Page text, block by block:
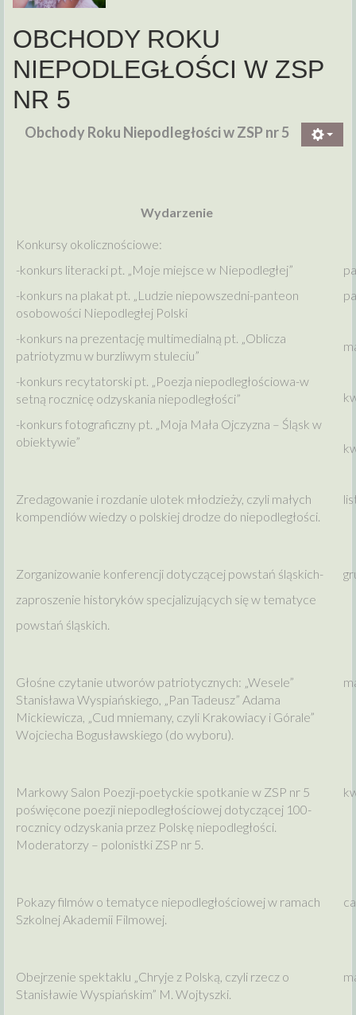
OBCHODY ROKU
NIEPODLEGŁOŚCI W ZSP
NR 5
Obchody Roku Niepodległości w ZSP nr 5
Wydarzenie
Konkursy okolicznościowe:
-konkurs literacki pt. „Moje miejsce w Niepodległej”
-konkurs na plakat pt. „Ludzie niepowszedni-panteon
osobowości Niepodległej Polski
-konkurs na prezentację multimedialną pt. „Oblicza
patriotyzmu w burzliwym stuleciu”
-konkurs recytatorski pt. „Poezja niepodległościowa-w
setną rocznicę odzyskania niepodległości”
-konkurs fotograficzny pt. „Moja Mała Ojczyzna – Śląsk w
obiektywie”
Zredagowanie i rozdanie ulotek młodzieży, czyli małych
kompendiów wiedzy o polskiej drodze do niepodległości.
Zorganizowanie konferencji dotyczącej powstań śląskich-
zaproszenie historyków specjalizujących się w tematyce
powstań śląskich.
Głośne czytanie utworów patriotycznych: „Wesele”
Stanisława Wyspiańskiego, „Pan Tadeusz” Adama
Mickiewicza, „Cud mniemany, czyli Krakowiacy i Górale”
Wojciecha Bogusławskiego (do wyboru).
Markowy Salon Poezji-poetyckie spotkanie w ZSP nr 5
poświęcone poezji niepodległościowej dotyczącej 100-
rocznicy odzyskania przez Polskę niepodległości.
Moderatorzy – polonistki ZSP nr 5.
Pokazy filmów o tematyce niepodległościowej w ramach
Szkolnej Akademii Filmowej.
Obejrzenie spektaklu „Chryje z Polską, czyli rzecz o
Stanisławie Wyspiańskim” M. Wojtyszki.